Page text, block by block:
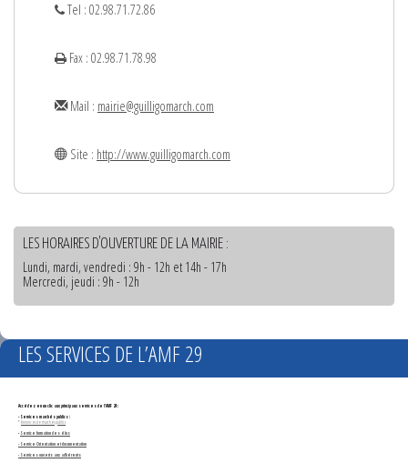
Tel : 02.98.71.72.86
Fax : 02.98.71.78.98
Mail : mairie@guilligomarch.com
Site : http://www.guilligomarch.com
LES HORAIRES D'OUVERTURE DE LA MAIRIE :
Lundi, mardi, vendredi : 9h - 12h et 14h - 17h
Mercredi, jeudi : 9h - 12h
LES SERVICES DE L’AMF 29
Accédez en un clic aux principaux services de l'AMF 29 :
- Services marchés publics :
*Annonces de marchés publics
-Service formation des élus
- Service Orientation et documentation
- Services ouverts aux adhérents